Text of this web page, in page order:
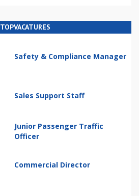
TOPVACATURES
Safety & Compliance Manager
Sales Support Staff
Junior Passenger Traffic
Officer
Commercial Director